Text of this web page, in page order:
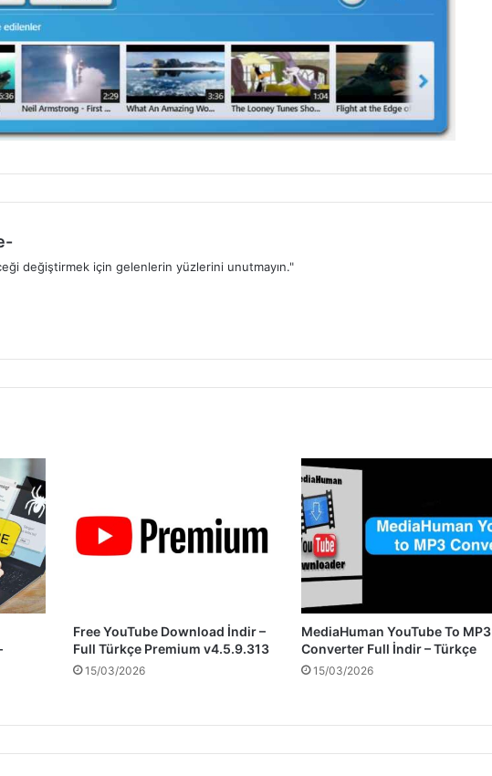
değiştirmek için gelenlerin yüzlerini unutmayın."
Free YouTube Download İndir –
Full Türkçe Premium v4.5.9.313
15/03/2026
MediaHuman YouTube To MP3
Converter Full İndir – Türkçe
15/03/2026